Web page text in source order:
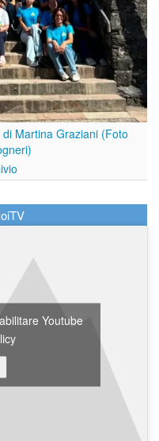
Martina Graziani (Foto
Youtube